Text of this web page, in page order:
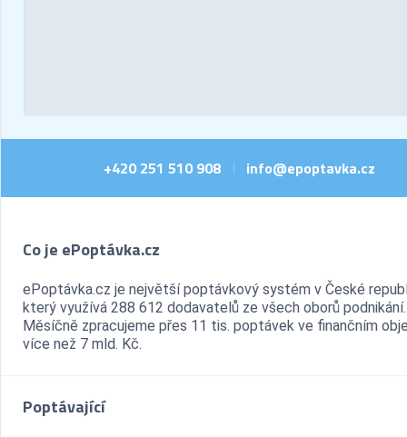
+420 251 510 908 | info@epoptavka.cz
Co je ePoptávka.cz
ePoptávka.cz je největší poptávkový systém v České
který využívá 288 612 dodavatelů ze všech oborů podnikání.
Měsíčně zpracujeme přes 11 tis. poptávek ve finančním
více než 7 mld. Kč.
Poptávající